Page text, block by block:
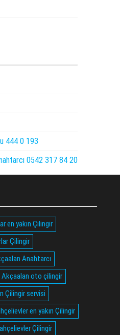
444 0 193
0542 317 84 20
en yakın Çilingir
Çilingir
Anahtarcı
Akçaalan oto çilingir
Çilingir servisi
en yakın Çilingir
Çilingir